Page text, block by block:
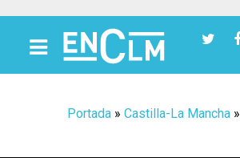
Portada » Castilla-La Mancha »